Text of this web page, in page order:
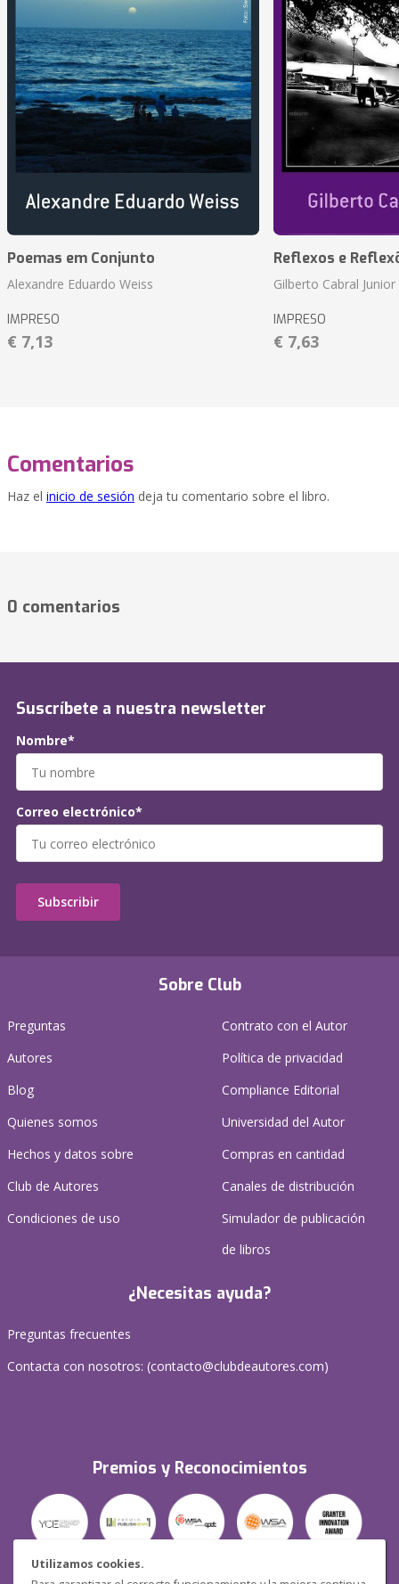
Utilizamos cookies.
Poemas em Conjunto
Alexandre Eduardo Weiss
IMPRESO
€ 7,13
Reflexos e
Gilberto Cabral Junior
IMPRESO
€ 7,63
Comentarios
Haz el inicio de sesión deja tu comentario sobre el libro.
0 comentarios
Sobre Club
Preguntas
Autores
Blog
Quienes somos
Hechos y datos sobre
Club de Autores
Condiciones de uso
Contrato con el Autor
Política de privacidad
Compliance Editorial
Universidad del Autor
Compras en cantidad
Canales de distribución
Simulador de publicación
de libros
¿Necesitas ayuda?
Preguntas frecuentes
Contacta con nosotros: (contacto@clubdeautores.com)
Premios y Reconocimientos
Suscríbete a nuestra newsletter
Nombre*
Correo electrónico*
Subscribir